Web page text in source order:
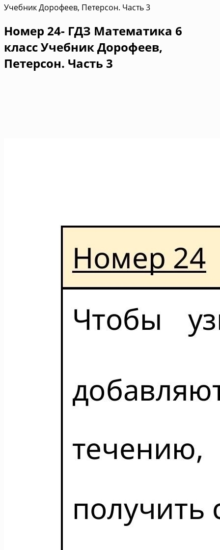
Учебник Дорофеев, Петерсон. Часть 3
Номер 24- ГДЗ Математика 6
класс Учебник Дорофеев,
Петерсон. Часть 3